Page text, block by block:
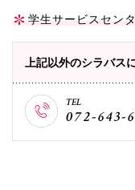
国際交流
学生サービスセン
上記以外のシラバス
TEL
072-643-